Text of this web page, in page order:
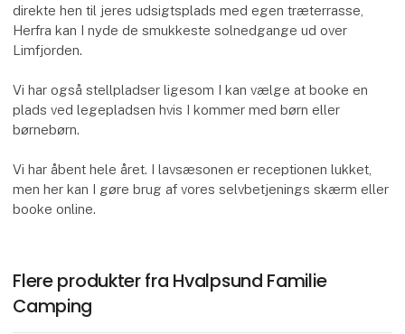
direkte hen til jeres udsigtsplads med egen træterrasse,
Herfra kan I nyde de smukkeste solnedgange ud over
Limfjorden.
Vi har også stellpladser ligesom I kan vælge at booke en
plads ved legepladsen hvis I kommer med børn eller
børnebørn.
Vi har åbent hele året. I lavsæsonen er receptionen lukket,
men her kan I gøre brug af vores selvbetjenings skærm eller
booke online.
Flere produkter fra Hvalpsund Familie
Camping